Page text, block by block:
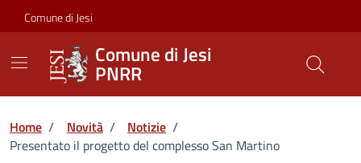
Skip to Main Content
Vai ai contenuti
Vai al footer
Comune di Jesi
Comune di Jesi
PNRR
Home / Novità / Notizie /
Presentato il progetto del complesso San Martino